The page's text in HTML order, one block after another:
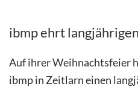
ibmp ehrt
Auf ihrer Weihnachtsfeier
ibmp in Zeitlarn einen